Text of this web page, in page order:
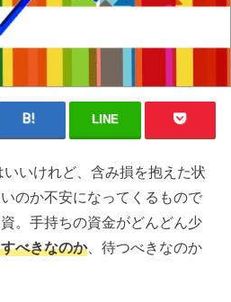
LINE
いけれど、含み損を抱えた状
のか不安になってくるもので
。手持ちの資金がどんどん少
べきなのか、待つべきなのか